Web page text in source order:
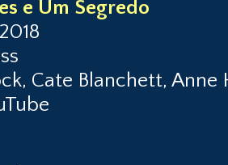
e Um Segredo
Cate Blanchett, Anne